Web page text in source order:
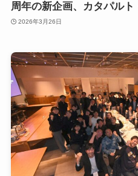
周年の新企画、カタパル
2026年3月26日